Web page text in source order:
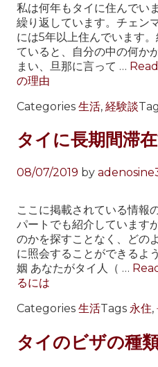
私は何年もタイに住んでい
繰り返しています。チェン
には5年以上住んでいます
ていると、自分の中の何か
まい、旦那に言って …
の理由
Categories 生活, 経験談
タイに長期間滞
08/07/2019 by
ここに掲載されている情報
パートでも紹介しています
のかを探すことなく、どの
に照会することができるよ
姻 あなたがタイ人（ …
るには
Categories 生活Tags 永住,
タイのビザの種